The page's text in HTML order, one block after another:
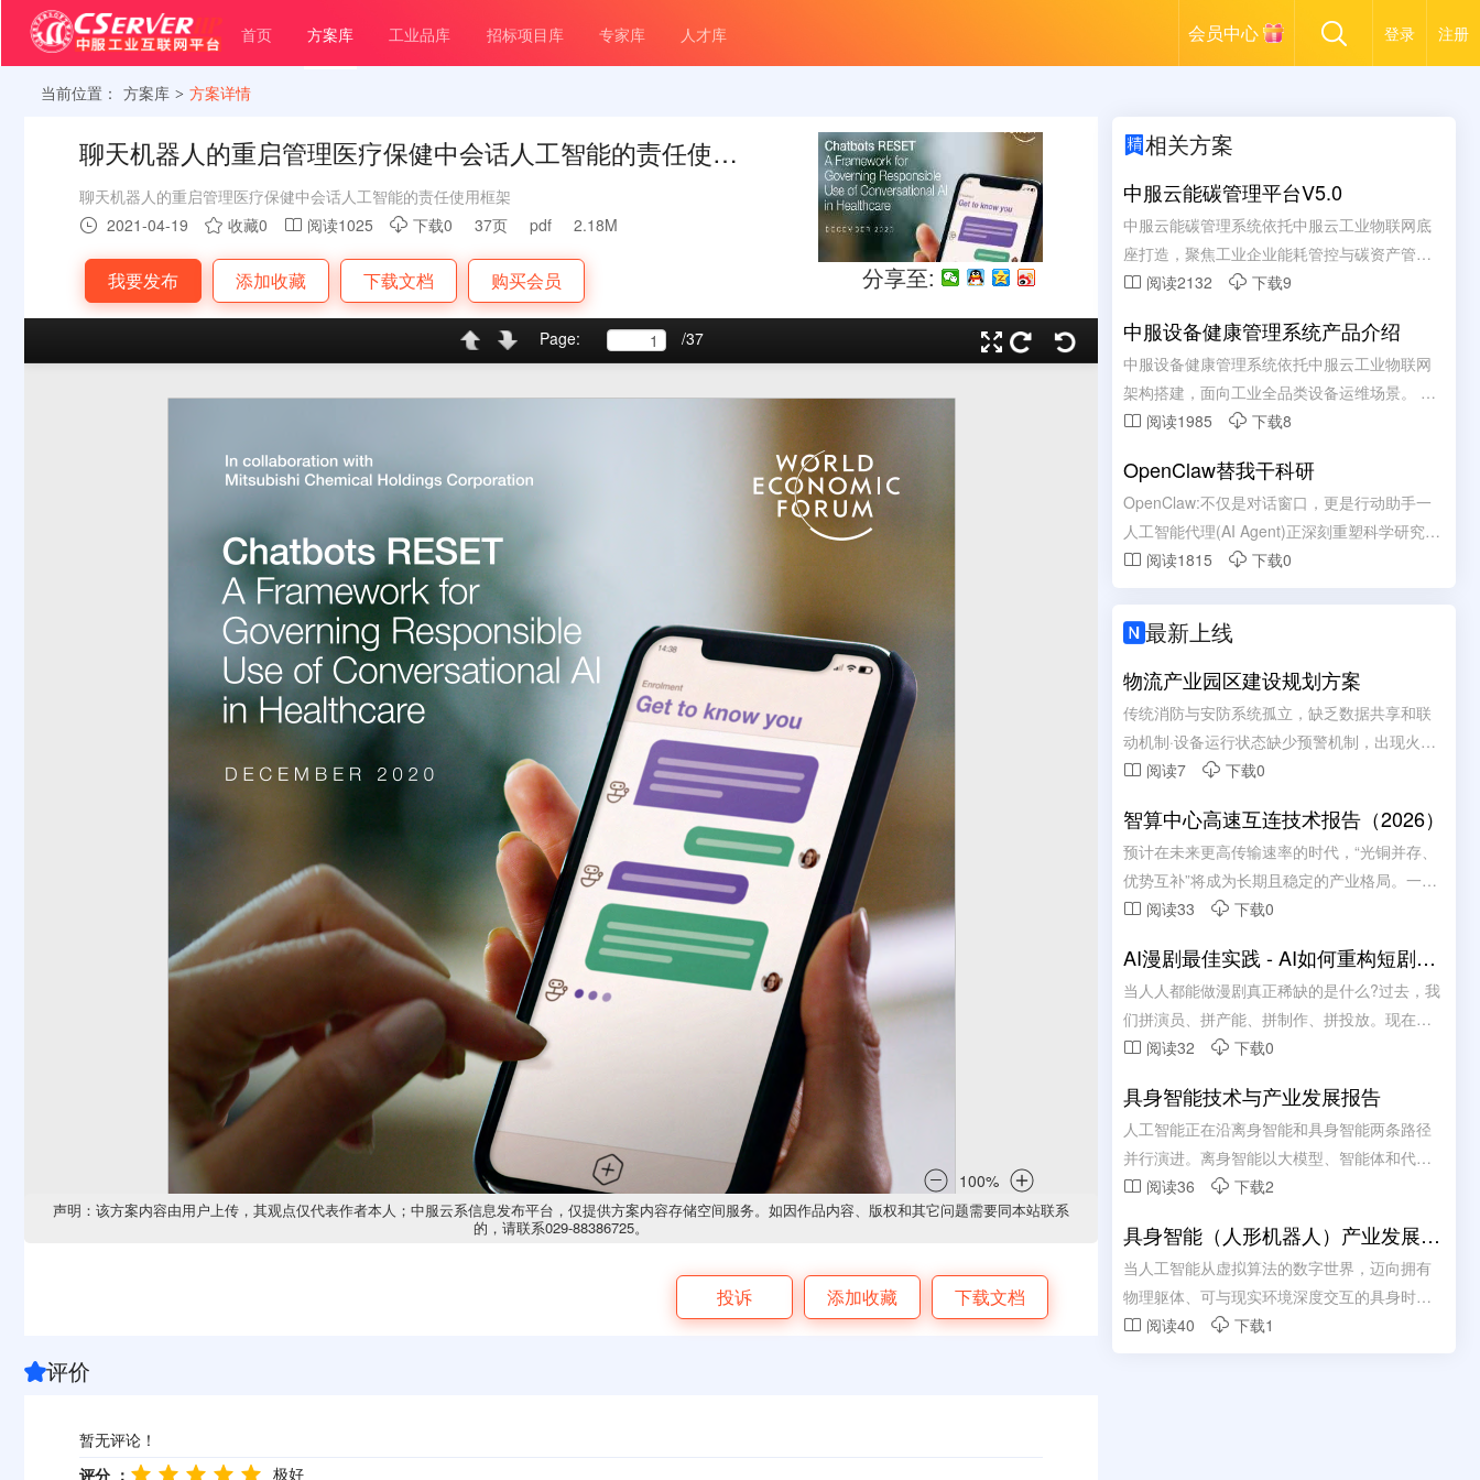
首页 方案库 工业品库 招标项目库 专家库 人才库 会员中心 登录 注册
当前位置： 方案库 > 方案详情
聊天机器人的重启管理医疗保健中会话人工智能的责任使用
框架
聊天机器人的重启管理医疗保健中会话人工智能的责任使用框架
 2021-04-19  收藏0  阅读1025  下载0 37页 pdf 2.18M
我要发布 添加收藏 下载文档 购买会员 分享至:
声明：该方案内容由用户上传，其观点仅代表作者本人；中服云系信息发布平台，仅提供方案内容存储空间服务。如因作品内容、版权和其它问题需要同本站联系
的，请联系029-88386725。
投诉 添加收藏 下载文档
评价
暂无评论！
评分 ：
极好
相关方案
中服云能碳管理平台V5.0
中服云能碳管理系统依托中服云工业物联网底
座打造，聚焦工业企业能耗管控与碳资产管理
需求。 系统整合水、电、气、热等多类能源数
析。 依托数字化手段精准核算碳排放总量，助
力企业摸清碳排底数、合规完成台账管理。 通
过节能诊断、能耗优化策略推送，有效降低生
产能耗与运营成本。 全方位赋能企业绿色低碳
线。
 阅读2132  下载9
中服设备健康管理系统产品介绍
中服设备健康管理系统依托中服云工业物联网
架构搭建，面向工业全品类设备运维场景。 融
合实时数据采集、状态监测、故障诊断核心能
与 AI 算法分析设备隐患，实现从被动维修向预
测性维护升级。 有效降低设备故障率、减少停
机损失，简化线下运维管理流程。 助力工厂实
现设备数字化管控，保障产线高效、稳定、安
 阅读1985  下载8
OpenClaw替我干科研
OpenClaw:不仅是对话窗口，更是行动助手一
人工智能代理(AI Agent)正深刻重塑科学研究基
本范式，OpenClaw成为2026年开源AI代理平
 阅读1815  下载0
 最新上线
物流产业园区建设规划方案
传统消防与安防系统孤立，缺乏数据共享和联
动机制·设备运行状态缺少预警机制，出现火
警，才发现设备故障无法使用，错过最佳处理
场数据回传·设备巡检手工纸字抄录，维护记录
无法有效追溯
 阅读7  下载0
智算中心高速互连技术报告（2026）
预计在未来更高传输速率的时代，“光铜并存、
优势互补”将成为长期且稳定的产业格局。一个
务实且高效的智算中心互连架构，应该是铜负
在成本、功耗及散热上的综合优势，承接机柜
内及柜间近端的短距互连;光互连则依托其高带
宽与低损耗传输特性，承担起跨机柜及远距离
通信的重任。二者并非简单的替代关系，而是
 阅读33  下载0
AI漫剧最佳实践 - AI如何重构短剧内
容生产链路
当人人都能做漫剧真正稀缺的是什么?过去，我
们拼演员、拼产能、拼制作、拼投放。现在，
当产能不在稀缺，真正的痛点是什么?
 阅读32  下载0
具身智能技术与产业发展报告
人工智能正在沿离身智能和具身智能两条路径
并行演进。离身智能以大模型、智能体和代理
式软件系统为代表，重点提升数字空间的信息
步把模型能力延伸到物理世界，通过“AI大脑+物
理载体+环境交互”形成感知、认知、决策、执
行和学习闭环。离身智能决定数字生产力扩张
速度，具身智能决定人工智能能否真正进入制
 阅读36  下载2
具身智能（人形机器人）产业发展蓝
皮书（2026年）
当人工智能从虚拟算法的数字世界，迈向拥有
物理躯体、可与现实环境深度交互的具身时
代，人形机器人作为具身智能最具代表性、最
 阅读40  下载1